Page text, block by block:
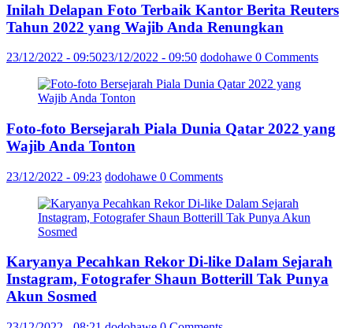
Inilah Delapan Foto Terbaik Kantor Berita Reuters
Tahun 2022 yang Wajib Anda Renungkan
23/12/2022 - 09:5023/12/2022 - 09:50 dodohawe 0 Comments
Foto-foto Bersejarah Piala Dunia Qatar 2022 yang
Wajib Anda Tonton
23/12/2022 - 09:23 dodohawe 0 Comments
Karyanya Pecahkan Rekor Di-like Dalam Sejarah
Instagram, Fotografer Shaun Botterill Tak Punya
Akun Sosmed